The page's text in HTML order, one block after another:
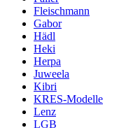
Fleischmann
Gabor
Hädl
Heki
Herpa
Juweela
Kibri
KRES-Modelle
Lenz
LGB